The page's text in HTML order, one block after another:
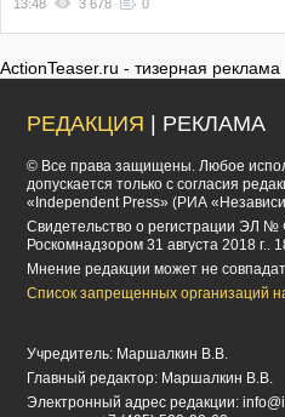
13:48 3 678 0
ActionTeaser.ru - тизерная реклама
РЕДАКЦИЯ | РЕКЛАМА
© Все права защищены. Любое
допускается только с согласия
«Independent Press» (РИА
Cвидетельство о регистрации ЭЛ
Роскомнадзором 31 августа 2018 г..
Мнение редакции может не
Список запрещенных организаций
Учредитель: Маршалкин В.В.
Главный редактор: Маршалкин В.В.
Электронный адрес редакции: